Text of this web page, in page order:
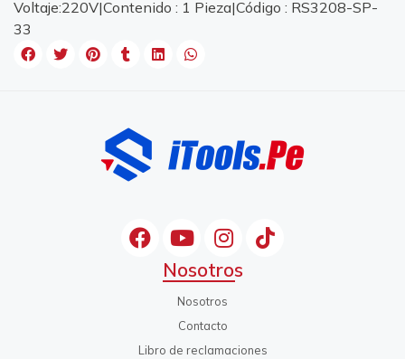
Voltaje:220V|Contenido : 1 Pieza|Código : RS3208-SP-
33
Nosotros
Nosotros
Contacto
Libro de reclamaciones